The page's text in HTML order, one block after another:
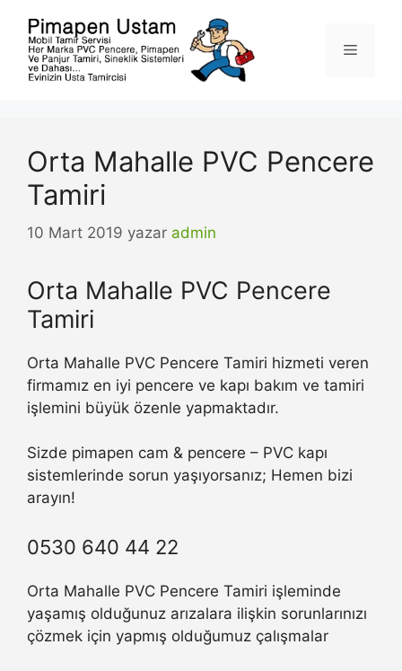
Menü
Orta Mahalle PVC Pencere
Tamiri
10 Mart 2019 yazar admin
Orta Mahalle PVC Pencere
Tamiri
Orta Mahalle PVC Pencere Tamiri hizmeti veren
firmamız en iyi pencere ve kapı bakım ve tamiri
işlemini büyük özenle yapmaktadır.
Sizde pimapen cam & pencere – PVC kapı
sistemlerinde sorun yaşıyorsanız; Hemen bizi
arayın!
0530 640 44 22
Orta Mahalle PVC Pencere Tamiri işleminde
yaşamış olduğunuz arızalara ilişkin sorunlarınızı
çözmek için yapmış olduğumuz çalışmalar